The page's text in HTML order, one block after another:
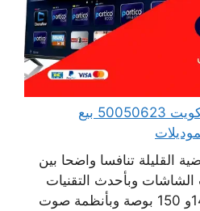
بيع تلفزيونات شاشات الكويت 50050623 بيع
القليلة تنافسا واضحا بين
وبأحدث التقنيات
وبأحجام متنوعة تصل 140و 150 بوصة وبأنظمة صوت